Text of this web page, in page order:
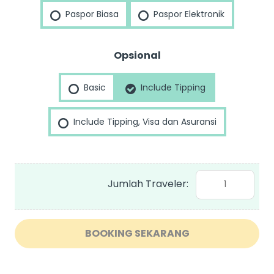
Paspor Biasa Paspor Elektronik
Opsional
Basic Include Tipping
Include Tipping, Visa dan Asuransi
Like
a
quantity
BOOKING SEKARANG